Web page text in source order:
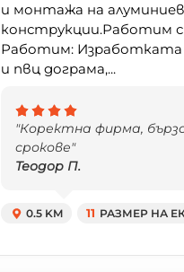
и монтажа на
конструкции.Работим с
Работим: Изработката
и пвц дограма,...
"Коректна фирма,
срокове"
Теодор П.
0.5 KM 11 РАЗМЕР НА